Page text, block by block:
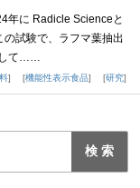
年に Radicle Scienceと
試験で、ラフマ葉抽出
して……
機能性表示食品 研究